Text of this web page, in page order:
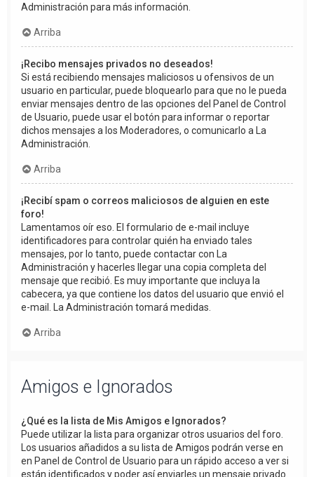
Administración para más información.
Arriba
¡Recibo mensajes privados no deseados!
Si está recibiendo mensajes maliciosos u ofensivos de un
usuario en particular, puede bloquearlo para que no le pueda
enviar mensajes dentro de las opciones del Panel de Control
de Usuario, puede usar el botón para informar o reportar
dichos mensajes a los Moderadores, o comunicarlo a La
Administración.
Arriba
¡Recibí spam o correos maliciosos de alguien en este
foro!
Lamentamos oír eso. El formulario de e-mail incluye
identificadores para controlar quién ha enviado tales
mensajes, por lo tanto, puede contactar con La
Administración y hacerles llegar una copia completa del
mensaje que recibió. Es muy importante que incluya la
cabecera, ya que contiene los datos del usuario que envió el
e-mail. La Administración tomará medidas.
Arriba
Amigos e Ignorados
¿Qué es la lista de Mis Amigos e Ignorados?
Puede utilizar la lista para organizar otros usuarios del foro.
Los usuarios añadidos a su lista de Amigos podrán verse en
en Panel de Control de Usuario para un rápido acceso a ver si
están identificados y poder así enviarles un mensaje privado.